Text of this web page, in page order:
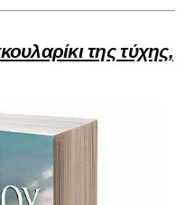
της τύχης,